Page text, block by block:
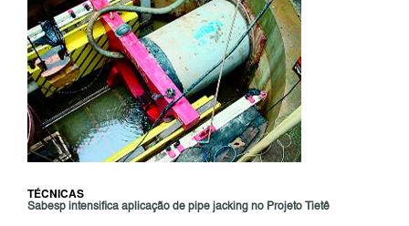
TÉCNICAS
Sabesp intensifica aplicação de pipe jacking no Projeto Tietê